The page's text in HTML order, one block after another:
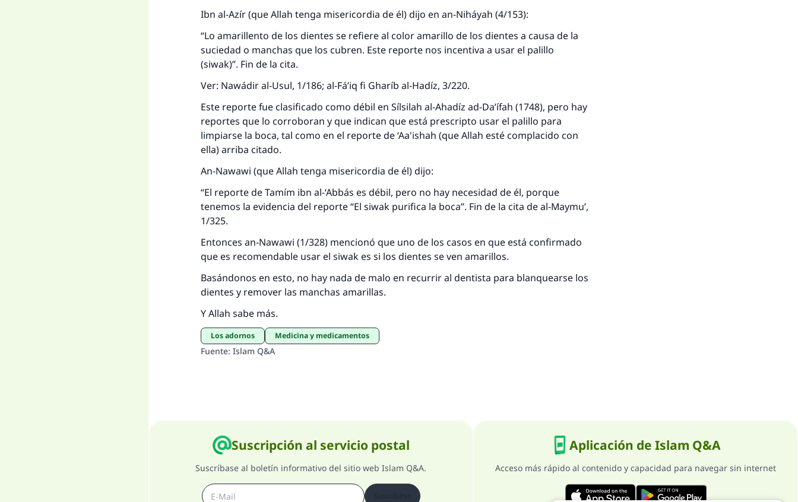
Ibn al-Azír (que Allah tenga misericordia de él) dijo en an-Niháyah (4/153):
“Lo amarillento de los dientes se refiere al color amarillo de los dientes a causa de la
suciedad o manchas que los cubren. Este reporte nos incentiva a usar el palillo
(siwak)”. Fin de la cita.
Ver: Nawádir al-Usul, 1/186; al-Fá’iq fi Gharíb al-Hadíz, 3/220.
Este reporte fue clasificado como débil en Sílsilah al-Ahadíz ad-Da’ífah (1748), pero hay
reportes que lo corroboran y que indican que está prescripto usar el palillo para
limpiarse la boca, tal como en el reporte de ‘Aa'ishah (que Allah esté complacido con
ella) arriba citado.
An-Nawawi (que Allah tenga misericordia de él) dijo:
“El reporte de Tamím ibn al-‘Abbás es débil, pero no hay necesidad de él, porque
tenemos la evidencia del reporte “El siwak purifica la boca”. Fin de la cita de al-Maymu’,
1/325.
Entonces an-Nawawi (1/328) mencionó que uno de los casos en que está confirmado
que es recomendable usar el siwak es si los dientes se ven amarillos.
Basándonos en esto, no hay nada de malo en recurrir al dentista para blanquearse los
dientes y remover las manchas amarillas.
Y Allah sabe más.
Los adornos Medicina y medicamentos
Fuente: Islam Q&A
Suscripción al servicio postal
Suscríbase al boletín informativo del sitio web Islam Q&A.
Aplicación de Islam Q&A
Acceso más rápido al contenido y capacidad para navegar sin internet
"Una persona que orienta a otros a hacer el bien obtendrá la
misma recompensa que aquellos que lo realicen."
(MUSLIM, 1893)